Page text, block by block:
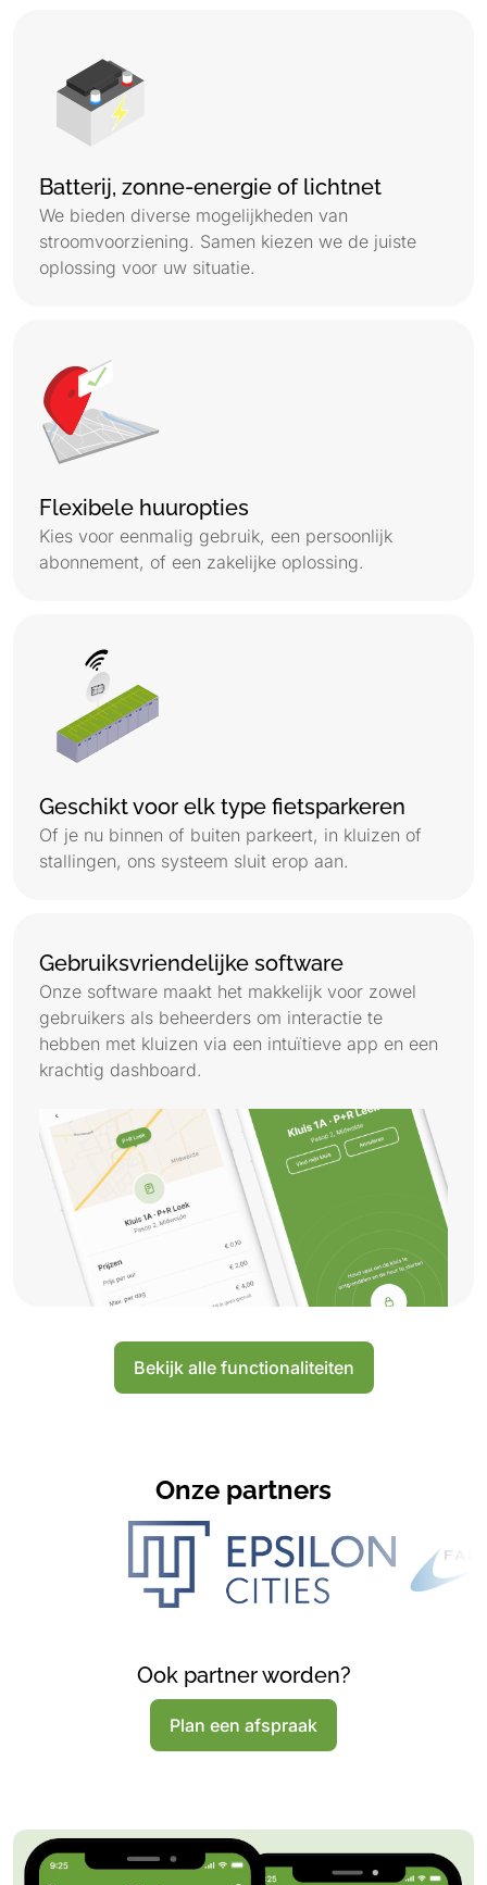
Batterij, zonne-energie of lichtnet
We bieden diverse mogelijkheden van
stroomvoorziening. Samen kiezen we de juiste
oplossing voor uw situatie.
Flexibele huuropties
Kies voor eenmalig gebruik, een persoonlijk
abonnement, of een zakelijke oplossing.
Geschikt voor elk type fietsparkeren
Of je nu binnen of buiten parkeert, in kluizen of
stallingen, ons systeem sluit erop aan.
Gebruiksvriendelijke software
Onze software maakt het makkelijk voor zowel
gebruikers als beheerders om interactie te
hebben met kluizen via een intuïtieve app en een
krachtig dashboard.
Bekijk alle functionaliteiten
Onze partners
Ook partner worden?
Plan een afspraak